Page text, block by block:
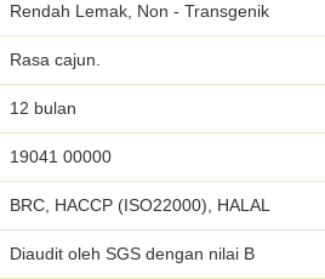
Rendah Lemak, Non - Transgenik
Rasa cajun.
12 bulan
19041 00000
BRC, HACCP (ISO22000), HALAL
Diaudit oleh SGS dengan nilai B